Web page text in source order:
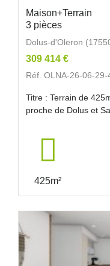
Maison+Terrain
3 pièces
Dolus-d'Oleron
309 414 €
Réf. OLNA-26-06-29-
Titre : Terrain de
proche de Dolus et
425m²